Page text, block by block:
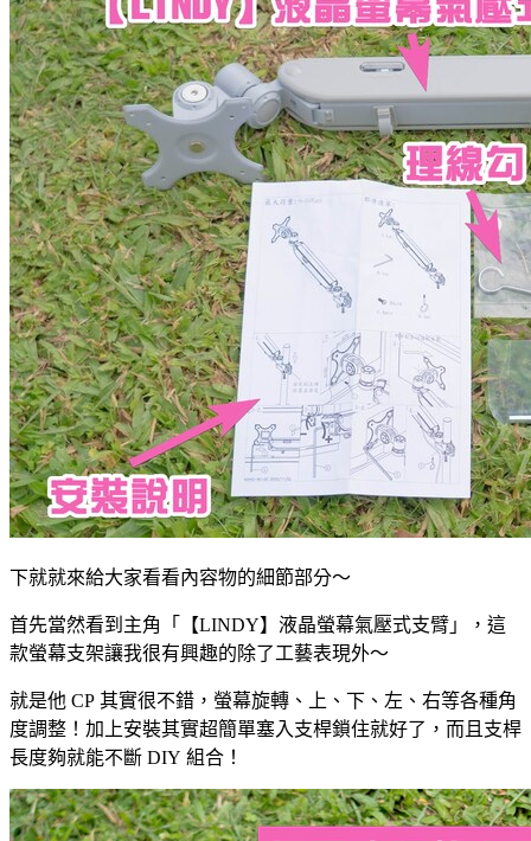
下就就來給大家看看內容物的細節部分～
首先當然看到主角「【LINDY】液晶螢幕氣壓式支臂」，這
款螢幕支架讓我很有興趣的除了工藝表現外～
就是他 CP 其實很不錯，螢幕旋轉、上、下、左、右等各種角
度調整！加上安裝其實超簡單塞入支桿鎖住就好了，而且支桿
長度夠就能不斷 DIY 組合！